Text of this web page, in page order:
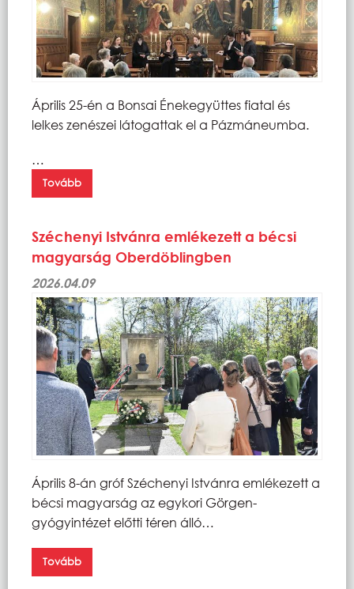
Április 25-én a Bonsai Énekegyüttes fiatal és
lelkes zenészei látogattak el a Pázmáneumba.
…
Tovább
Széchenyi Istvánra emlékezett a bécsi
magyarság Oberdöblingben
2026.04.09
Április 8-án gróf Széchenyi Istvánra emlékezett a
bécsi magyarság az egykori Görgen-
gyógyintézet előtti téren álló…
Tovább